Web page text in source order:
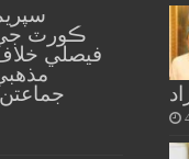
ڪورٽ
فيصلي